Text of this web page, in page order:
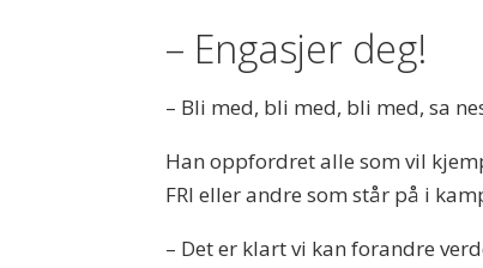
– Engasjer deg!
– Bli med, bli med, bli med, sa
Han oppfordret alle som vil
FRI eller andre som står på i
– Det er klart vi kan forandre